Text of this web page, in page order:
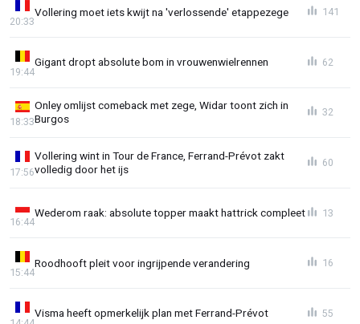
Vollering moet iets kwijt na 'verlossende' etappezege
20:33
141
Gigant dropt absolute bom in vrouwenwielrennen
19:44
62
Onley omlijst comeback met zege, Widar toont zich in
Burgos
18:33
32
Vollering wint in Tour de France, Ferrand-Prévot zakt
volledig door het ijs
17:56
60
Wederom raak: absolute topper maakt hattrick compleet
16:44
13
Roodhooft pleit voor ingrijpende verandering
15:44
16
Visma heeft opmerkelijk plan met Ferrand-Prévot 55